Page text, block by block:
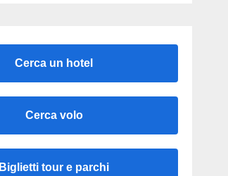
Cerca un hotel
Cerca volo
Biglietti tour e parchi